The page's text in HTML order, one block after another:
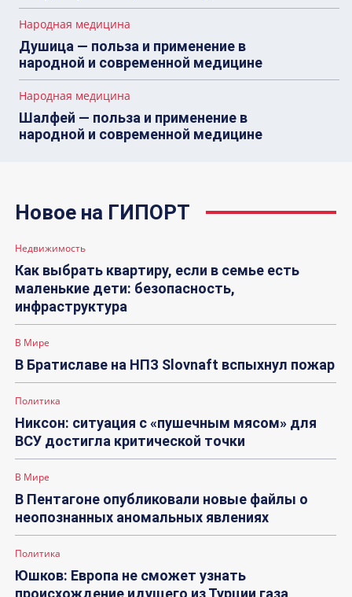
Народная медицина
Душица — польза и применение в
народной и современной медицине
Народная медицина
Шалфей — польза и применение в
народной и современной медицине
Новое на ГИПОРТ
Недвижимость
Как выбрать квартиру, если в семье есть
маленькие дети: безопасность,
инфраструктура
В Мире
В Братиславе на НПЗ Slovnaft вспыхнул пожар
Политика
Никсон: ситуация с «пушечным мясом» для
ВСУ достигла критической точки
В Мире
В Пентагоне опубликовали новые файлы о
неопознанных аномальных явлениях
Политика
Юшков: Европа не сможет узнать
происхождение идущего из Турции газа